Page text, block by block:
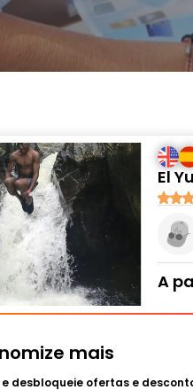
El
A
mais
desbloqueie ofertas e